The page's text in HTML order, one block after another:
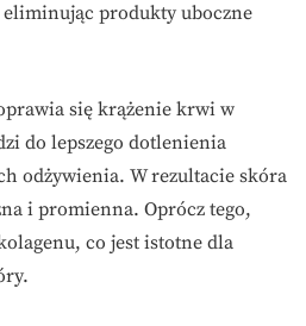
produkty uboczne
się krążenie krwi w
do lepszego dotlenienia
odżywienia. W rezultacie skóra
i promienna. Oprócz tego,
co jest istotne dla